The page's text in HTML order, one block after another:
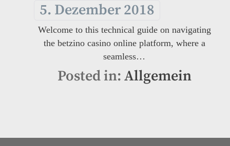
5. Dezember 2018
Welcome to this technical guide on navigating
the betzino casino online platform, where a
seamless…
Posted in: Allgemein